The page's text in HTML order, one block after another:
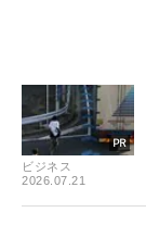
ビジネス
2026.07.21